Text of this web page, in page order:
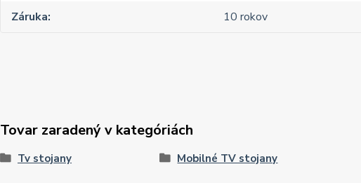
Záruka
10 rokov
Tovar zaradený v kategóriách
Tv stojany Mobilné TV stojany